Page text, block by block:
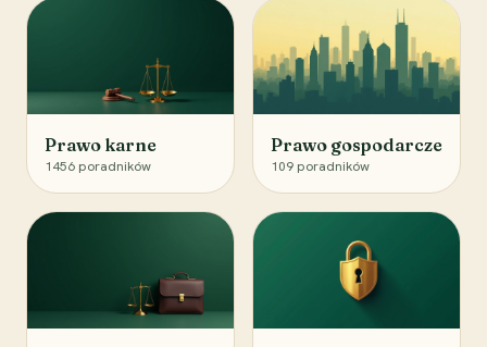
Prawo karne
1456 poradników
Prawo gospodarcze
109 poradników